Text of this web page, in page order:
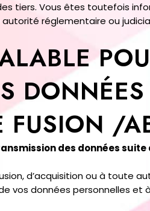
tiers. Vous êtes toutefois
autorité réglementaire ou
FUSION /
des données suite
d’acquisition ou à toute
vos données personnelles et